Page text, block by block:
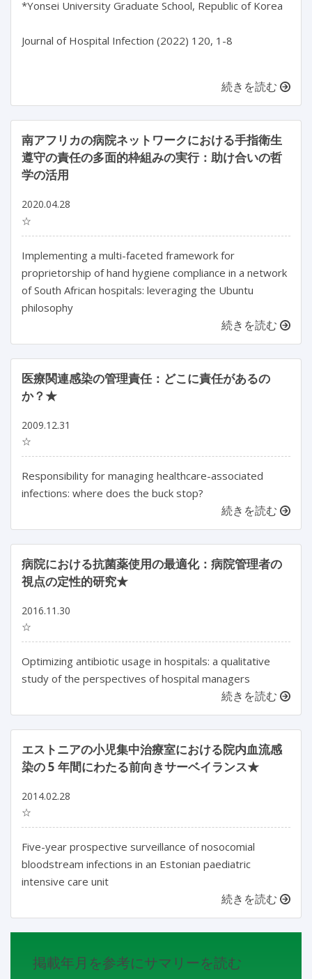
*Yonsei University Graduate School, Republic of Korea
Journal of Hospital Infection (2022) 120, 1-8
続きを読む
南アフリカの病院ネットワークにおける手指衛生
遵守の責任の多面的枠組みの実行：助け合いの哲
学の活用
2020.04.28
☆
Implementing a multi-faceted framework for
proprietorship of hand hygiene compliance in a network
of South African hospitals: leveraging the Ubuntu
philosophy
続きを読む
医療関連感染の管理責任：どこに責任があるの
か？★
2009.12.31
☆
Responsibility for managing healthcare-associated
infections: where does the buck stop?
続きを読む
病院における抗菌薬使用の最適化：病院管理者の
視点の定性的研究★
2016.11.30
☆
Optimizing antibiotic usage in hospitals: a qualitative
study of the perspectives of hospital managers
続きを読む
エストニアの小児集中治療室における院内血流感
染の 5 年間にわたる前向きサーベイランス★
2014.02.28
☆
Five-year prospective surveillance of nosocomial
bloodstream infections in an Estonian paediatric
intensive care unit
続きを読む
掲載年月を参考にサマリーを読む